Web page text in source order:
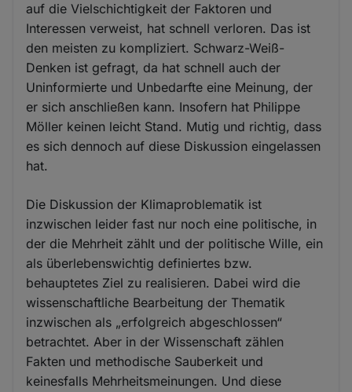
auf die Vielschichtigkeit der Faktoren und
Interessen verweist, hat schnell verloren. Das ist
den meisten zu kompliziert. Schwarz-Weiß-
Denken ist gefragt, da hat schnell auch der
Uninformierte und Unbedarfte eine Meinung, der
er sich anschließen kann. Insofern hat Philippe
Möller keinen leicht Stand. Mutig und richtig, dass
es sich dennoch auf diese Diskussion eingelassen
hat.
Die Diskussion der Klimaproblematik ist
inzwischen leider fast nur noch eine politische, in
der die Mehrheit zählt und der politische Wille, ein
als überlebenswichtig definiertes bzw.
behauptetes Ziel zu realisieren. Dabei wird die
wissenschaftliche Bearbeitung der Thematik
inzwischen als „erfolgreich abgeschlossen“
betrachtet. Aber in der Wissenschaft zählen
Fakten und methodische Sauberkeit und
keinesfalls Mehrheitsmeinungen. Und diese